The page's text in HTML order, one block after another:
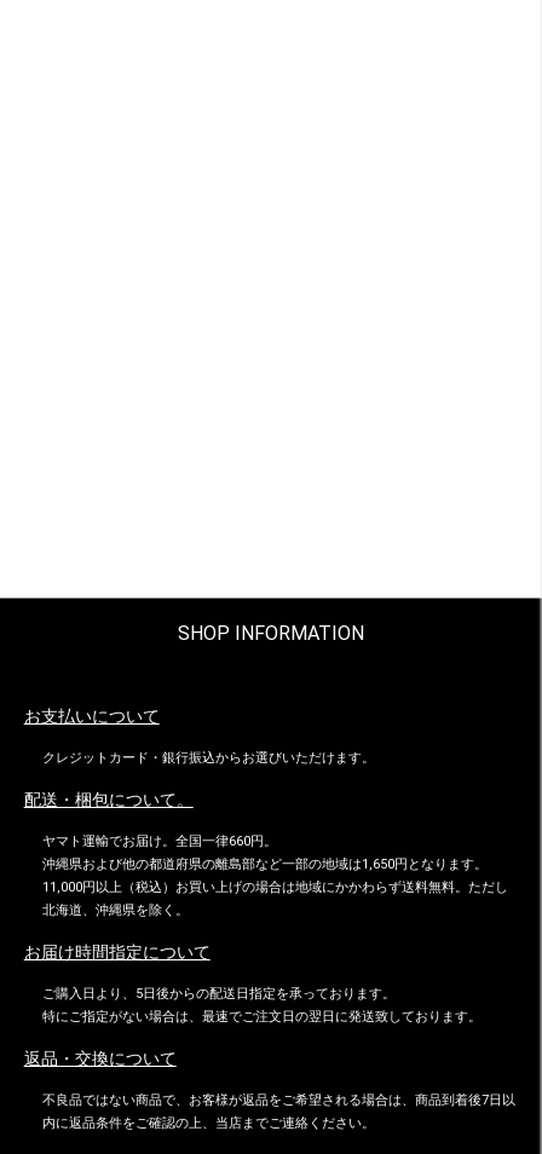
SHOP INFORMATION
お支払いについて
クレジットカード・銀行振込からお選びいただけます。
配送・梱包について。
ヤマト運輸でお届け。全国一律660円。
沖縄県および他の都道府県の離島部など一部の地域は1,650円となります。
11,000円以上（税込）お買い上げの場合は地域にかかわらず送料無料。ただし
北海道、沖縄県を除く。
お届け時間指定について
ご購入日より、5日後からの配送日指定を承っております。
特にご指定がない場合は、最速でご注文日の翌日に発送致しております。
返品・交換について
不良品ではない商品で、お客様が返品をご希望される場合は、商品到着後7日以
内に返品条件をご確認の上、当店までご連絡ください。